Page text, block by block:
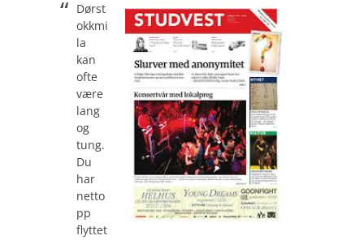
Dørst
okkmi
la
kan
ofte
være
lang
og
tung.
Du
har
netto
pp
flyttet